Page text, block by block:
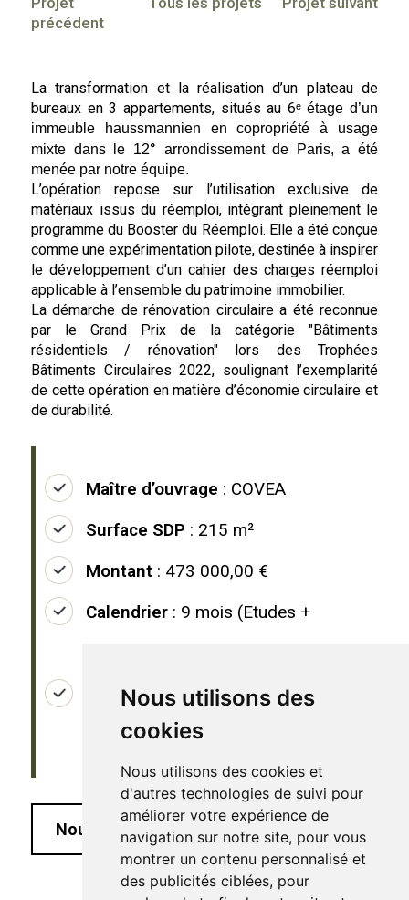
Nous utilisons des
cookies
Nous utilisons des cookies et
d'autres technologies de suivi pour
améliorer votre expérience de
navigation sur notre site, pour vous
montrer un contenu personnalisé et
des publicités ciblées, pour
précédent
La transformation et la réalisation d’un plateau de
bureaux en 3 appartements, situés au 6ᵉ étage d’un
immeuble haussmannien en copropriété à usage
mixte dans le 12° arrondissement de Paris, a été
menée par notre équipe.
L’opération repose sur l’utilisation exclusive de
matériaux issus du réemploi, intégrant pleinement le
programme du Booster du Réemploi. Elle a été conçue
comme une expérimentation pilote, destinée à inspirer
le développement d’un cahier des charges réemploi
applicable à l’ensemble du patrimoine immobilier.
La démarche de rénovation circulaire a été reconnue
par le Grand Prix de la catégorie "Bâtiments
résidentiels / rénovation" lors des Trophées
Bâtiments Circulaires 2022, soulignant l’exemplarité
de cette opération en matière d’économie circulaire et
de durabilité.
Maître d’ouvrage : COVEA
Surface SDP : 215 m²
Montant : 473 000,00 €
Calendrier : 9 mois (Etudes +
Missions : Mission de conception et
de réalisation
Nous contacter